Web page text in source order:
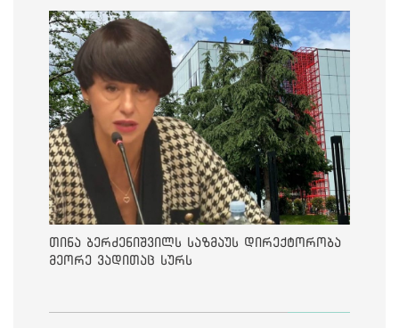
თინა ბერძენიშვილს საზმაუს დირექტორობა
მეორე ვადითაც სურს